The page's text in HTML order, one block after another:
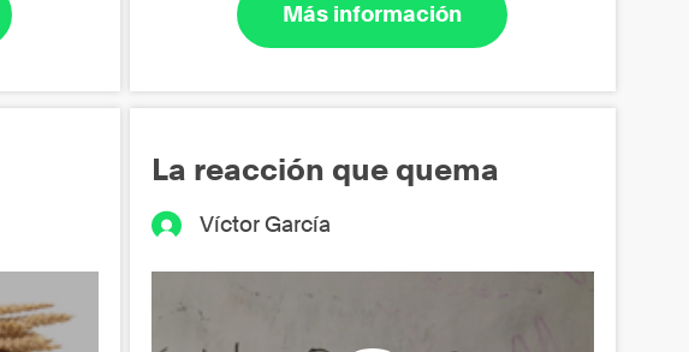
Más información
La reacción que quema
Víctor García